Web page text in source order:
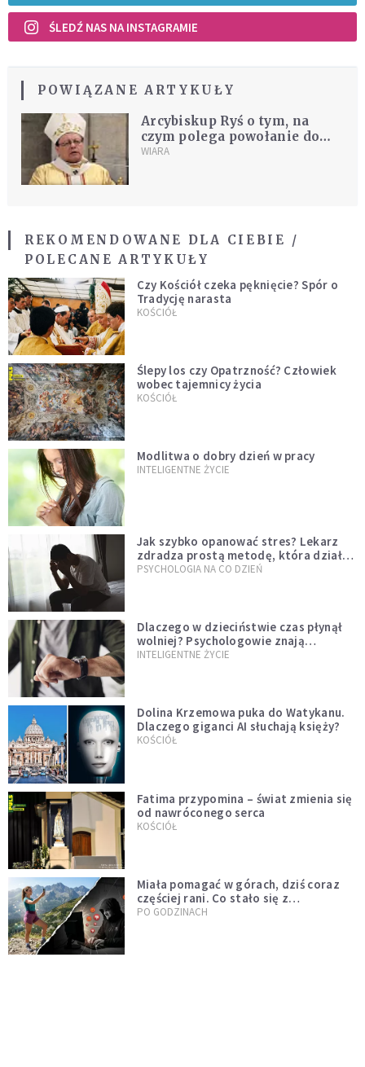
ŚLEDŹ NAS NA INSTAGRAMIE
POWIĄZANE ARTYKUŁY
Arcybiskup Ryś o tym, na
czym polega powołanie do
miłości
WIARA
REKOMENDOWANE DLA CIEBIE /
POLECANE ARTYKUŁY
Czy Kościół czeka pęknięcie? Spór o
Tradycję narasta
KOŚCIÓŁ
Ślepy los czy Opatrzność? Człowiek
wobec tajemnicy życia
KOŚCIÓŁ
Modlitwa o dobry dzień w pracy
INTELIGENTNE ŻYCIE
Jak szybko opanować stres? Lekarz
zdradza prostą metodę, która działa
od razu
PSYCHOLOGIA NA CO DZIEŃ
Dlaczego w dzieciństwie czas płynął
wolniej? Psychologowie znają
odpowiedź
INTELIGENTNE ŻYCIE
Dolina Krzemowa puka do Watykanu.
Dlaczego giganci AI słuchają księży?
KOŚCIÓŁ
Fatima przypomina – świat zmienia się
od nawróconego serca
KOŚCIÓŁ
Miała pomagać w górach, dziś coraz
częściej rani. Co stało się z
Tatromaniakami?
PO GODZINACH